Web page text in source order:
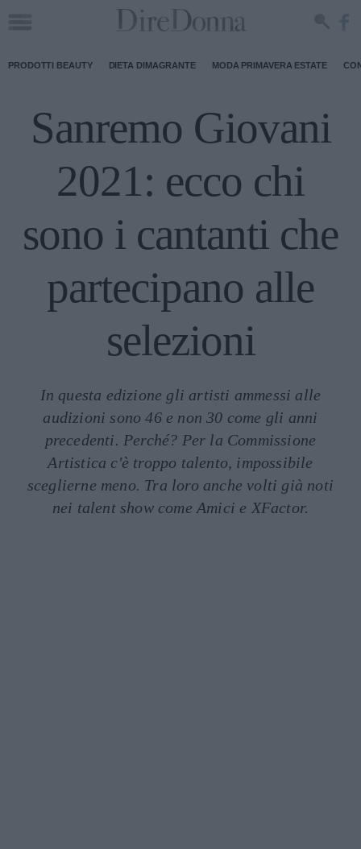
PRODOTTI BEAUTY DIETA DIMAGRANTE MODA PRIMAVERA ESTATE
Sanremo Giovani
2021: ecco chi
sono i cantanti che
partecipano alle
selezioni
In questa edizione gli artisti ammessi alle
audizioni sono 46 e non 30 come gli anni
precedenti. Perché? Per la Commissione
Artistica c'è troppo talento, impossibile
sceglierne meno. Tra loro anche volti già noti
nei talent show come Amici e XFactor.